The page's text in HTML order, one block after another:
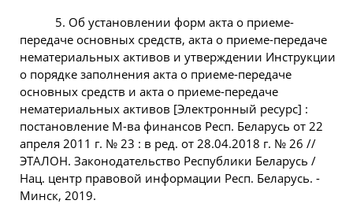
5. Об установлении форм акта о приеме-
передаче основных средств, акта о приеме-передаче
нематериальных активов и утверждении Инструкции
о порядке заполнения акта о приеме-передаче
основных средств и акта о приеме-передаче
нематериальных активов [Электронный ресурс] :
постановление М-ва финансов Респ. Беларусь от 22
апреля 2011 г. № 23 : в ред. от 28.04.2018 г. № 26 //
ЭТАЛОН. Законодательство Республики Беларусь /
Нац. центр правовой информации Респ. Беларусь. -
Минск, 2019.